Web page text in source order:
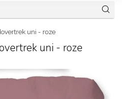
uni - roze
uni - roze